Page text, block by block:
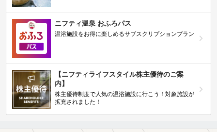
ニフティ温泉 おふろパス
温浴施設をお得に楽しめるサブスクリプションプラン
【ニフティライフスタイル株主優待のご案
内】
株主優待制度で人気の温浴施設に行こう！対象施設が
拡充されました！